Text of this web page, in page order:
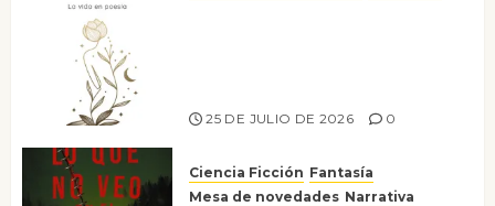
25 DE JULIO DE 2026 0
Ciencia Ficción Fantasía
Mesa de novedades Narrativa